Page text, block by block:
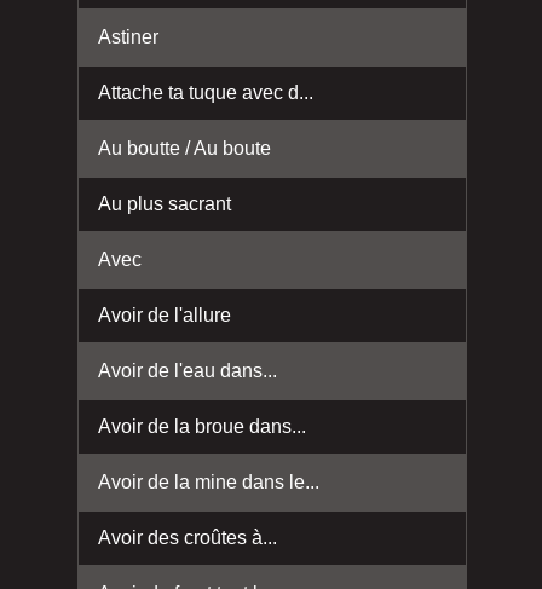
Astiner
Attache ta tuque avec d...
Au boutte / Au boute
Au plus sacrant
Avec
Avoir de l'allure
Avoir de l'eau dans...
Avoir de la broue dans...
Avoir de la mine dans le...
Avoir des croûtes à...